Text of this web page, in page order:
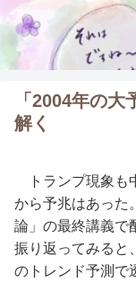
「2004年の
解く
トランプ現象も
から予兆はあった
論」の最終講義で
振り返ってみると
のトレンド予測で